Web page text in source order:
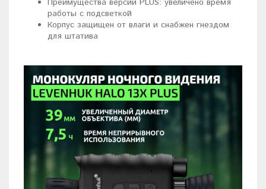
Преимущества версии PLUS: увеличено время
работы с подсветкой
Корпус защищен от влаги и снабжен гнездом
для штатива